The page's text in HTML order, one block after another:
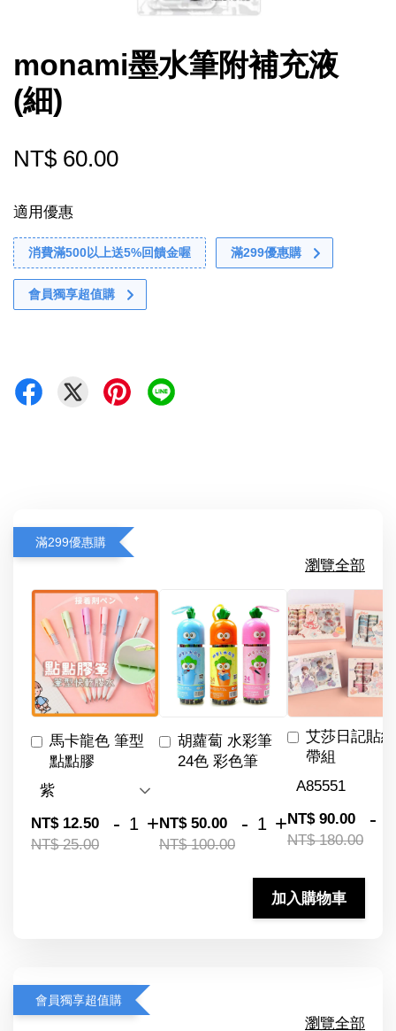
monami墨水筆附補充液
(細)
NT$ 60.00
適用優惠
消費滿500以上送5%回饋金喔 滿299優惠購
會員獨享超值購
滿299優惠購
瀏覽全部
馬卡龍色 筆型
點點膠
NT$ 12.50
NT$ 25.00
- +
胡蘿蔔 水彩筆
24色 彩色筆
NT$ 50.00
NT$ 100.00
- +
艾莎日記貼
帶組
NT$ 90.00
NT$ 180.00
-
加入購物車
會員獨享超值購
瀏覽全部